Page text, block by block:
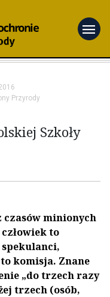
menu
Przyrody
Szkoły
czasów minionych
to
komisja. Znane
„do trzech razy
trzech (osób,